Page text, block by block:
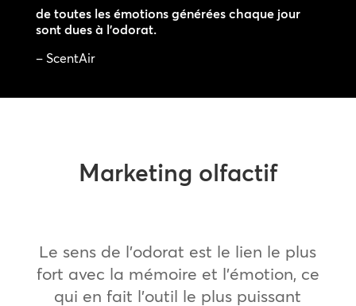
de toutes les émotions générées chaque jour
sont dues à l’odorat.
– ScentAir
Marketing olfactif
Le sens de l’odorat est le lien le plus
fort avec la mémoire et l’émotion, ce
qui en fait l’outil le plus puissant